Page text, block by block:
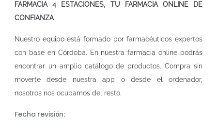
FARMACIA 4 ESTACIONES, TU FARMACIA ONLINE DE
CONFIANZA
Nuestro equipo está formado por farmacéuticos expertos
con base en Córdoba. En nuestrafarmacia online podrás
encontrar un amplio catálogo de productos. Compra sin
moverte desde nuestra app o desde el ordenador,
nosotros nos ocupamos del resto.
Fecha revisión: